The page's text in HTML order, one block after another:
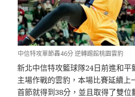
中信特攻單節轟46分 逆轉踢館桃園雲豹
新北中信特攻籃球隊24日前進和平
主場作戰的雲豹，本場比賽延續上
首節就得到38分，並且取得了雙